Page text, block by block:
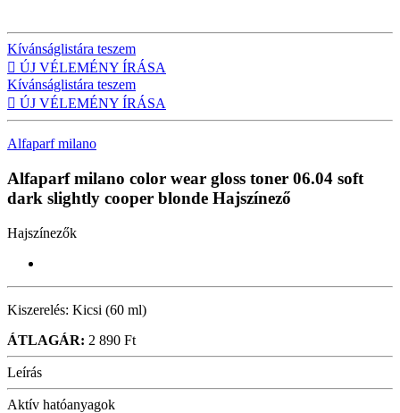
Kívánságlistára teszem
 ÚJ VÉLEMÉNY ÍRÁSA
Kívánságlistára teszem
 ÚJ VÉLEMÉNY ÍRÁSA
Alfaparf milano
Alfaparf milano color wear gloss toner 06.04 soft
dark slightly cooper blonde Hajszínező
Hajszínezők
Kiszerelés: Kicsi (60 ml)
ÁTLAGÁR: 2 890 Ft
Leírás
Aktív hatóanyagok